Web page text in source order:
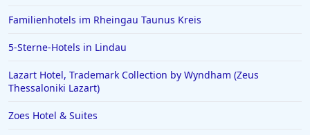
Familienhotels im Rheingau Taunus Kreis
5-Sterne-Hotels in Lindau
Lazart Hotel, Trademark Collection by Wyndham (Zeus
Thessaloniki Lazart)
Zoes Hotel & Suites